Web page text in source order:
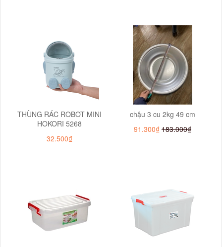
THÙNG RÁC ROBOT MINI
HOKORI 5268
32.500₫
chậu 3 cu 2kg 49 cm
91.300₫ 183.000₫